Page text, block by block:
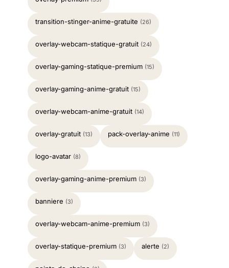
transition-stinger-anime-gratuite (26)
overlay-webcam-statique-gratuit (24)
overlay-gaming-statique-premium (15)
overlay-gaming-anime-gratuit (15)
overlay-webcam-anime-gratuit (14)
overlay-gratuit (13) pack-overlay-anime (11)
logo-avatar (8)
overlay-gaming-anime-premium (3)
banniere (3)
overlay-webcam-anime-premium (3)
overlay-statique-premium (3) alerte (2)